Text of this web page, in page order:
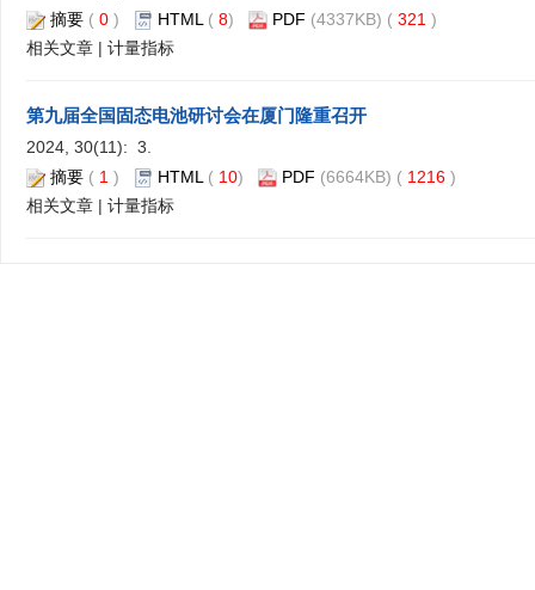
摘要 ( 0 ) HTML ( 8) PDF (4337KB) ( 321 )
相关文章 | 计量指标
第九届全国固态电池研讨会在厦门隆重召开
2024, 30(11): 3.
摘要 ( 1 ) HTML ( 10) PDF (6664KB) ( 1216 )
相关文章 | 计量指标